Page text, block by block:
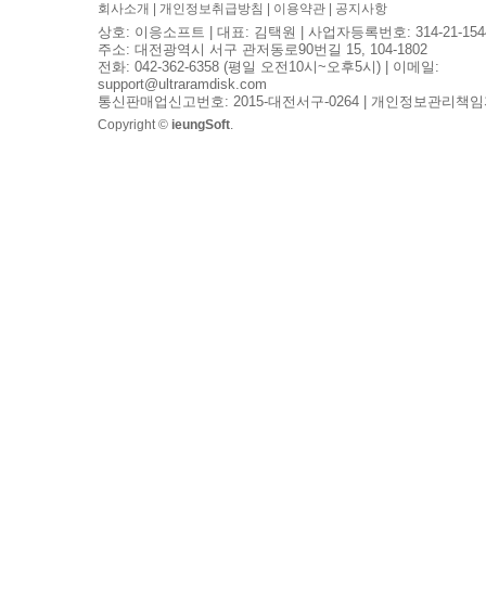
회사소개 개인정보취급방침 이용약관 공지사항
상호: 이응소프트 | 대표: 김택원 | 사업자등록번호: 314-21-
주소: 대전광역시 서구 관저동로90번길 15, 104-1802
전화: 042-362-6358 (평일 오전10시~오후5시) | 이메일:
support@ultraramdisk.com
통신판매업신고번호: 2015-대전서구-0264 | 개인정보관리책
Copyright © ieungSoft.